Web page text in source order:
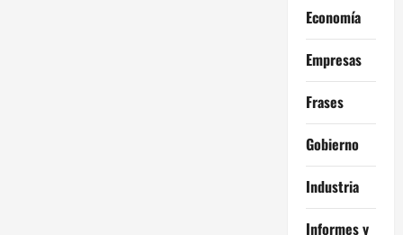
Economía
Empresas
Frases
Gobierno
Industria
Informes y